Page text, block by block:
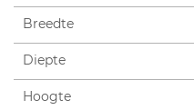
Breedte
Diepte
Hoogte